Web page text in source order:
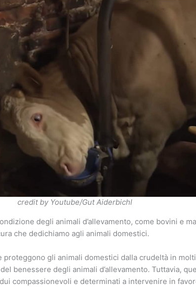
credit by Youtube/Gut Aiderbichl
degli animali d’allevamento, come bovini e
che dedichiamo agli animali domestici.
proteggono gli animali domestici dalla crudeltà in
benessere degli animali d’allevamento. Tuttavia,
compassionevoli e determinati a intervenire in